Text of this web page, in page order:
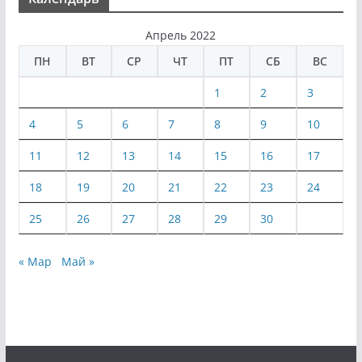
Апрель 2022
ПН
ВТ СР ЧТ ПТ СБ ВС
1 2 3
4 5 6 7 8 9 10
11 12 13 14 15 16 17
18 19 20 21 22 23 24
25 26 27 28 29 30
« Мар Май »